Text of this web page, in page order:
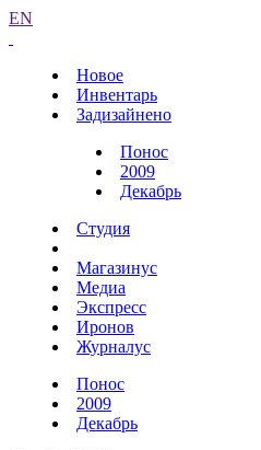
EN
Новое
Инвентарь
Задизайнено
Понос
2009
Декабрь
Студия
Магазинус
Медиа
Экспресс
Иронов
Журналус
Понос
2009
Декабрь